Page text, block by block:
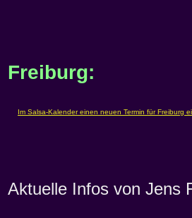
Freiburg:
Aktuelle Infos von Jens